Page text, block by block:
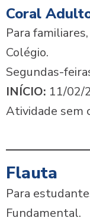
Coral
Para
Colégio.
Segundas-
INÍCIO: 11/02/
Atividade sem
Flauta
Para
Fundamental.